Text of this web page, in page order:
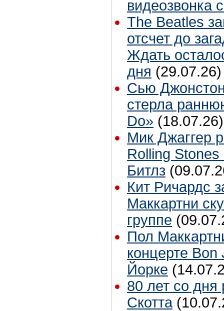
видеозвонка
The Beatles
отсчет до
Ждать
дня (29.07.26)
Сью
стерла
Do» (18.07.26)
Мик Джаггер
Rolling Stones
Битлз
Кит Ричардс
Маккартни
группе
Пол
концерте
Йорке
80 лет со
Скотта